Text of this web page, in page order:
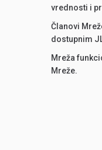
vrednosti i
Članovi
dostupnim
Mreža
Mreže.